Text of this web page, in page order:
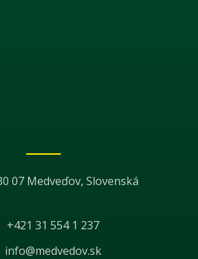
07 Medveďov, Slovenská
+421 31 554 1 237
info@medvedov.sk